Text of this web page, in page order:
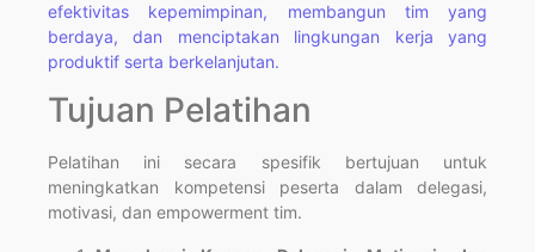
efektivitas kepemimpinan, membangun tim yang
berdaya, dan menciptakan lingkungan kerja yang
produktif serta berkelanjutan.
Tujuan Pelatihan
Pelatihan ini secara spesifik bertujuan untuk
meningkatkan kompetensi peserta dalam delegasi,
motivasi, dan empowerment tim.